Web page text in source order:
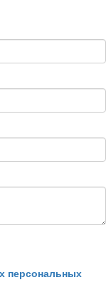
персональных